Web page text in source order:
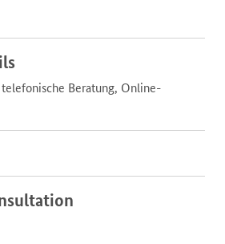
Beratung, Online-